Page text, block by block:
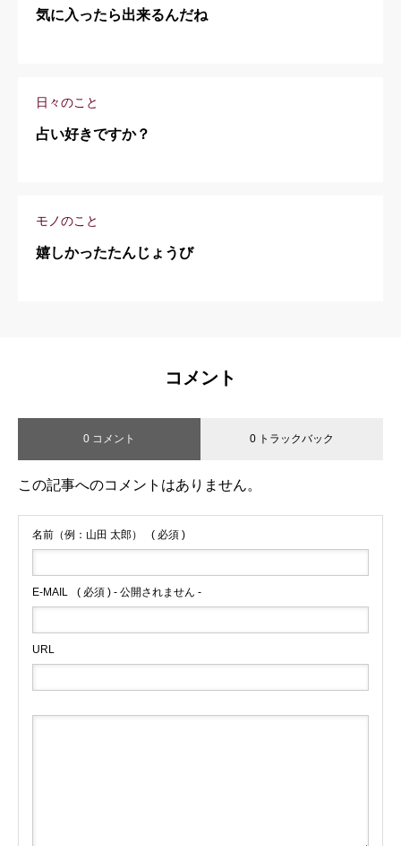
気に入ったら出来るんだね
日々のこと
占い好きですか？
モノのこと
嬉しかったたんじょうび
コメント
0 コメント 0 トラックバック
この記事へのコメントはありません。
名前（例：山田 太郎） ( 必須 )
E-MAIL ( 必須 ) - 公開されません -
URL